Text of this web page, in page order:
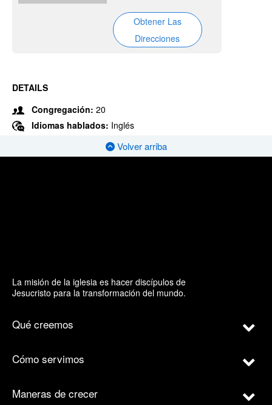
Obtener Las
Direcciones
DETAILS
Congregación: 20
Idiomas hablados: Inglés
Volver arriba
La misión de la iglesia es hacer discípulos de
Jesucristo para la transformación del mundo.
Qué creemos
Cómo servimos
Maneras de crecer